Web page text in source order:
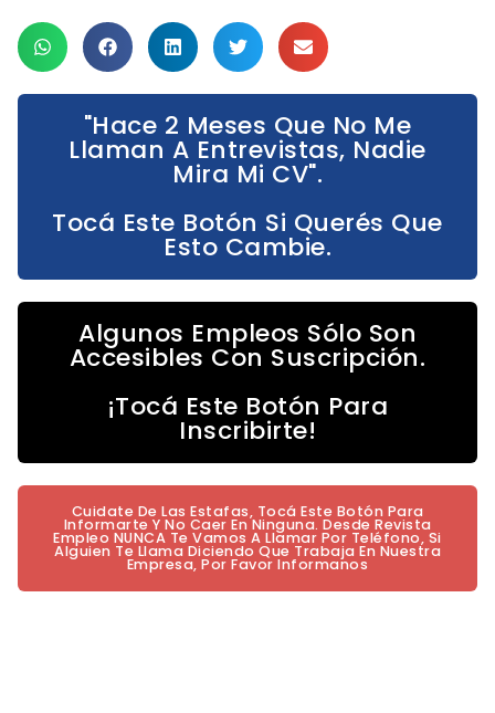
"Hace 2 Meses Que No Me
Llaman A Entrevistas, Nadie
Mira Mi CV".
Tocá Este Botón Si Querés Que
Esto Cambie.
Algunos Empleos Sólo Son
Accesibles Con Suscripción.
¡Tocá Este Botón Para
Inscribirte!
Cuidate De Las Estafas, Tocá Este Botón Para
Informarte Y No Caer En Ninguna. Desde Revista
Empleo NUNCA Te Vamos A Llamar Por Teléfono, Si
Alguien Te Llama Diciendo Que Trabaja En Nuestra
Empresa, Por Favor Informanos